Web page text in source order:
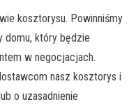
kosztorysu. Powinniśmy
domu, który będzie
w negocjacjach.
nasz kosztorys i
o uzasadnienie